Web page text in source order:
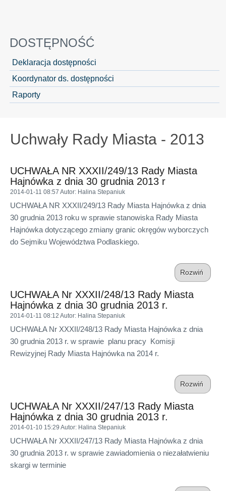
DOSTĘPNOŚĆ
Deklaracja dostępności
Koordynator ds. dostępności
Raporty
Uchwały Rady Miasta - 2013
UCHWAŁA NR XXXII/249/13 Rady Miasta
Hajnówka z dnia 30 grudnia 2013 r
2014-01-11 08:57 Autor: Halina Stepaniuk
UCHWAŁA NR XXXII/249/13 Rady Miasta Hajnówka z dnia
30 grudnia 2013 roku w sprawie stanowiska Rady Miasta
Hajnówka dotyczącego zmiany granic okręgów wyborczych
do Sejmiku Województwa Podlaskiego.
Rozwiń
UCHWAŁA Nr XXXII/248/13 Rady Miasta
Hajnówka z dnia 30 grudnia 2013 r.
2014-01-11 08:12 Autor: Halina Stepaniuk
UCHWAŁA Nr XXXII/248/13 Rady Miasta Hajnówka z dnia
30 grudnia 2013 r. w sprawie planu pracy Komisji
Rewizyjnej Rady Miasta Hajnówka na 2014 r.
Rozwiń
UCHWAŁA Nr XXXII/247/13 Rady Miasta
Hajnówka z dnia 30 grudnia 2013 r.
2014-01-10 15:29 Autor: Halina Stepaniuk
UCHWAŁA Nr XXXII/247/13 Rady Miasta Hajnówka z dnia
30 grudnia 2013 r. w sprawie zawiadomienia o niezałatwieniu
skargi w terminie